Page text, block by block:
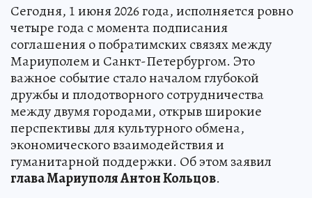
Сегодня, 1 июня 2026 года, исполняется ровно
четыре года с момента подписания
соглашения о побратимских связях между
Мариуполем и Санкт-Петербургом. Это
важное событие стало началом глубокой
дружбы и плодотворного сотрудничества
между двумя городами, открыв широкие
перспективы для культурного обмена,
экономического взаимодействия и
гуманитарной поддержки. Об этом заявил
глава Мариуполя Антон Кольцов.